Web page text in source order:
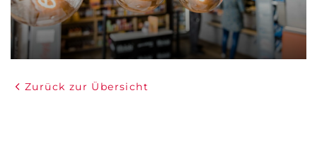
Zurück zur Übersicht